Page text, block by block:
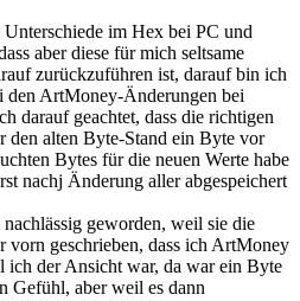
im Hex bei PC und
aber diese für mich seltsame
zurückzuführen ist, darauf bin ich
den ArtMoney-Änderungen bei
darauf geachtet, dass die richtigen
den alten Byte-Stand ein Byte vor
Bytes für die neuen Werte habe
nachj Änderung aller abgespeichert
geworden, weil sie die
vorn geschrieben, dass ich ArtMoney
ich der Ansicht war, da war ein Byte
Gefühl, aber weil es dann